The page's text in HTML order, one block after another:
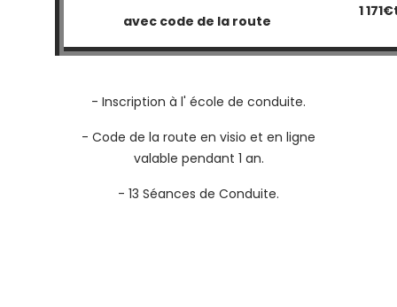
avec code de la route
1
- Inscription à l' école de conduite.
- Code de la route en visio et en ligne
valable pendant 1 an.
- 13 Séances de Conduite.